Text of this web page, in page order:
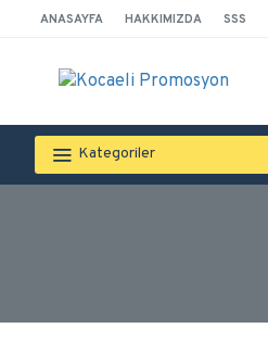
ANASAYFA HAKKIMIZDA SSS
Kategoriler